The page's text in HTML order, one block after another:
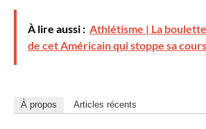
À lire aussi : Athlétisme | La
de cet Américain qui stoppe sa
À propos Articles récents